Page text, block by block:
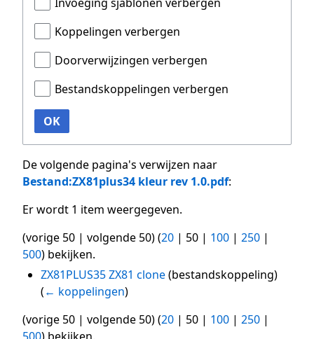
Koppelingen verbergen
Doorverwijzingen verbergen
Bestandskoppelingen verbergen
OK
De volgende pagina's verwijzen naar
Bestand:ZX81plus34 kleur rev 1.0.pdf:
Er wordt 1 item weergegeven.
(vorige 50 | volgende 50) (20 | 50 | 100 | 250 |
500) bekijken.
ZX81PLUS35 ZX81 clone(bestandskoppeling)
(← koppelingen)
(vorige 50 | volgende 50) (20 | 50 | 100 | 250 |